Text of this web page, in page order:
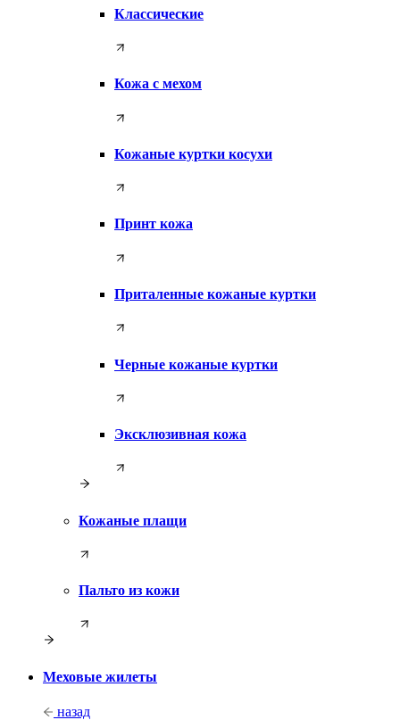
Классические
Кожа с мехом
Кожаные куртки косухи
Принт кожа
Приталенные кожаные куртки
Черные кожаные куртки
Эксклюзивная кожа
Кожаные плащи
Пальто из кожи
Меховые жилеты
назад